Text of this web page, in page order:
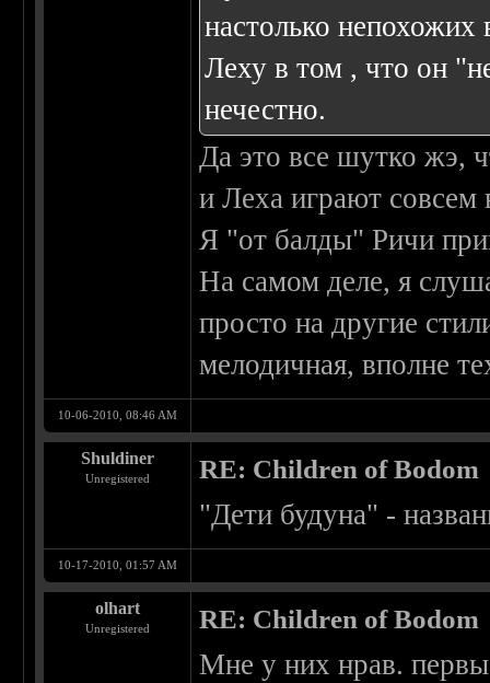
настолько непохожих
Леху в том , что он
нечестно.
Да это все шутко жэ,
и Леха играют совсем
Я "от балды" Ричи
На самом деле, я
просто на другие
мелодичная, вполне
10-06-2010, 08:46 AM
Shuldiner
Unregistered RE: Children of Bodom
"Дети будуна" -
10-17-2010, 01:57 AM
olhart
Unregistered RE: Children of Bodom
Мне у них нрав.